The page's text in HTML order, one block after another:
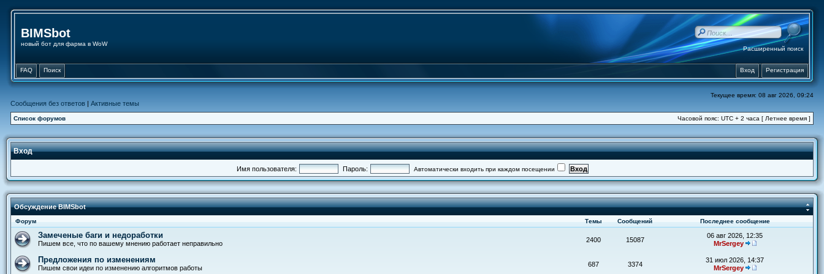
BIMSbot
новый бот для фарма в WoW
Расширенный поиск
FAQ Поиск Регистрация
Вход
Текущее время: 08 авг 2026, 09:24
Сообщения без ответов | Активные темы
Список форумов Часовой пояс: UTC + 2 часа [ Летнее время ]
Вход
Имя пользователя: Пароль: Автоматически входить при каждом посещении
Обсуждение BIMSbot
Форум Темы Сообщений Последнее сообщение
Замеченые баги и недоработки
Пишем все, что по вашему мнению работает неправильно 2400 15087
06 авг 2026, 12:35
MrSergey
Предложения по изменениям
Пишем свои идеи по изменению алгоритмов работы 687 3374
31 июл 2026, 14:37
MrSergey